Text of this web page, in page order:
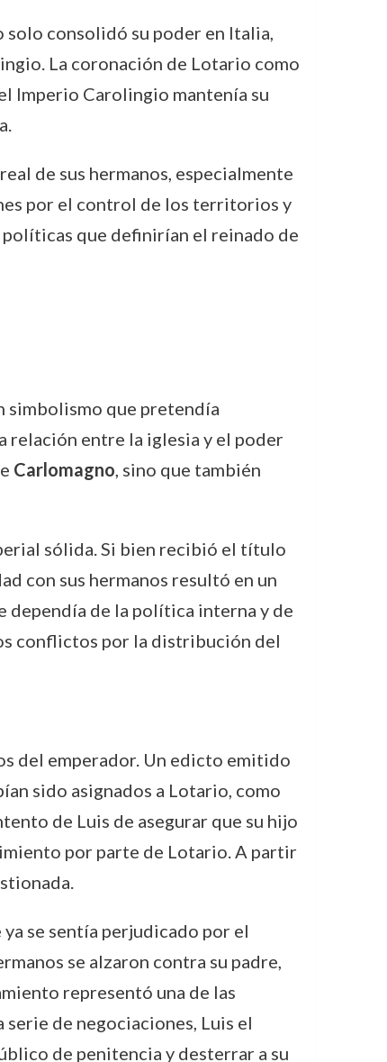
solo consolidó su poder en Italia,
La coronación de Lotario como
Imperio Carolingio mantenía su
de sus hermanos, especialmente
por el control de los territorios y
que definirían el reinado de
simbolismo que pretendía
entre la iglesia y el poder
Carlomagno, sino que también
sólida. Si bien recibió el título
con sus hermanos resultó en un
dependía de la política interna y de
conflictos por la distribución del
del emperador. Un edicto emitido
sido asignados a Lotario, como
de Luis de asegurar que su hijo
por parte de Lotario. A partir
se sentía perjudicado por el
se alzaron contra su padre,
representó una de las
de negociaciones, Luis el
de penitencia y desterrar a su